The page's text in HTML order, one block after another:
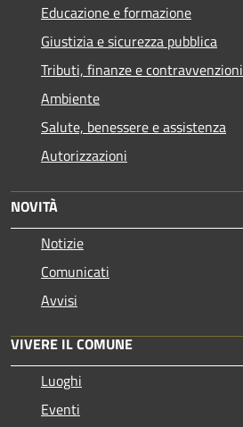
Educazione e formazione
Giustizia e sicurezza pubblica
Tributi, finanze e contravvenzioni
Ambiente
Salute, benessere e assistenza
Autorizzazioni
NOVITÀ
Notizie
Comunicati
Avvisi
VIVERE IL COMUNE
Luoghi
Eventi